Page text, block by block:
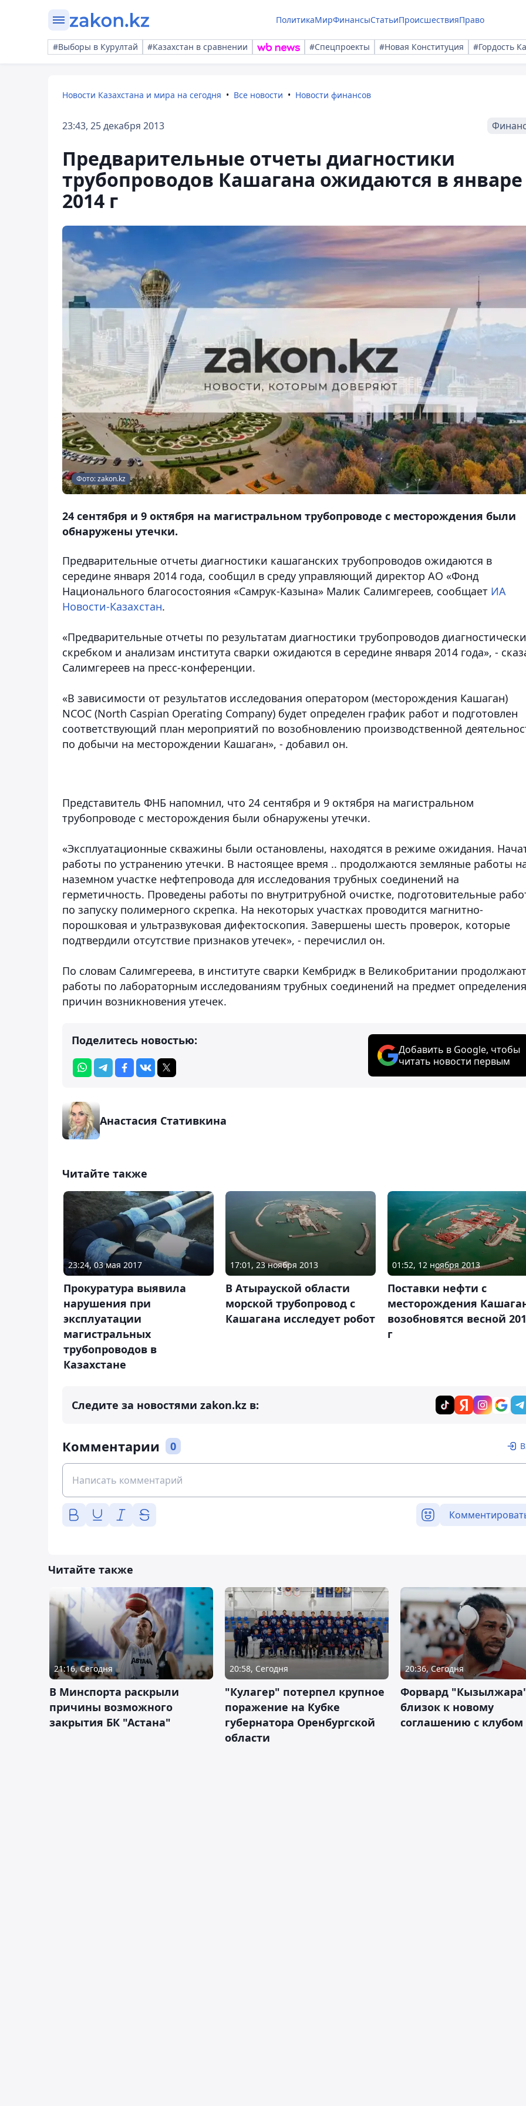
ПолитикаМирФинансыСтатьиПроисшествияПраво
#Выборы в Курултай #Казахстан в сравнении #Спецпроекты #Новая Конституция #Гордость
Новости Казахстана и мира на сегодня Все новости Новости финансов
23:43, 25 декабря 2013
Предварительные отчеты диагностики
трубопроводов Кашагана ожидаются в январе
2014 г
Фото: zakon.kz
24 сентября и 9 октября на магистральном трубопроводе с месторождения были
обнаружены утечки.
Предварительные отчеты диагностики кашаганских трубопроводов ожидаются в
середине января 2014 года, сообщил в среду управляющий директор АО «Фонд
Национального благосостояния «Самрук-Казына» Малик Салимгереев, сообщает ИА
Новости-Казахстан.
«Предварительные отчеты по результатам диагностики трубопроводов
скребком и анализам института сварки ожидаются в середине января 2014 года», -
Салимгереев на пресс-конференции.
«В зависимости от результатов исследования оператором (месторождения Кашаган)
NCOC (North Caspian Operating Company) будет определен график работ и подготовлен
соответствующий план мероприятий по возобновлению производственной
по добычи на месторождении Кашаган», - добавил он.
Представитель ФНБ напомнил, что 24 сентября и 9 октября на магистральном
трубопроводе с месторождения были обнаружены утечки.
«Эксплуатационные скважины были остановлены, находятся в режиме ожидания.
работы по устранению утечки. В настоящее время .. продолжаются земляные работы
наземном участке нефтепровода для исследования трубных соединений на
герметичность. Проведены работы по внутритрубной очистке, подготовительные
по запуску полимерного скрепка. На некоторых участках проводится магнитно-
порошковая и ультразвуковая дифектоскопия. Завершены шесть проверок, которые
подтвердили отсутствие признаков утечек», - перечислил он.
По словам Салимгереева, в институте сварки Кембридж в Великобритании
работы по лабораторным исследованиям трубных соединений на предмет определения
причин возникновения утечек.
Поделитесь новостью:
Добавить в Google, чтобы
читать новости первым
Анастасия Стативкина
Читайте также
23:24, 03 мая 2017
Прокуратура выявила
нарушения при
эксплуатации
магистральных
трубопроводов в
Казахстане
17:01, 23 ноября 2013
В Атырауской области
морской трубопровод с
Кашагана исследует робот
01:52, 12 ноября 2013
Поставки нефти с
месторождения
возобновятся весной
г
Следите за новостями zakon.kz в:
Комментарии 0
Читайте также
21:16, Сегодня
В Минспорта раскрыли
причины возможного
закрытия БК "Астана"
20:58, Сегодня
"Кулагер" потерпел крупное
поражение на Кубке
губернатора Оренбургской
области
20:36, Сегодня
Форвард
близок к новому
соглашению с клубом